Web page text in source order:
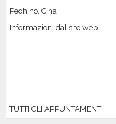
Pechino, Cina
Informazioni dal sito web
TUTTI GLI APPUNTAMENTI